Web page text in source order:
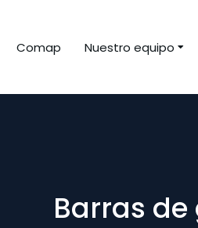
Comap Nuestro equipo
Barras